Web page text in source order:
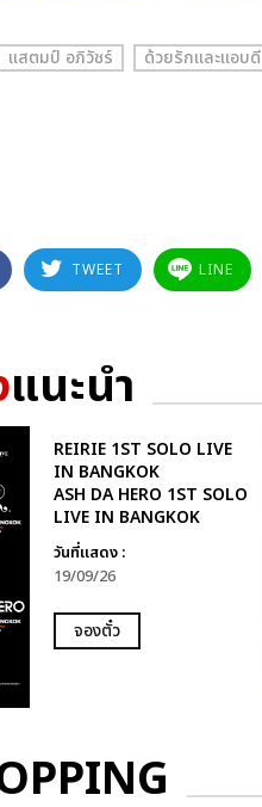
แสตมป์ อภิวัชร์ ด้วยรักและแอบดี
TWEET LINE
แนะนำ
REIRIE 1ST SOLO LIVE
IN BANGKOK
ASH DA HERO 1ST SOLO
LIVE IN BANGKOK
วันที่แสดง :
19/09/26
จองตั๋ว